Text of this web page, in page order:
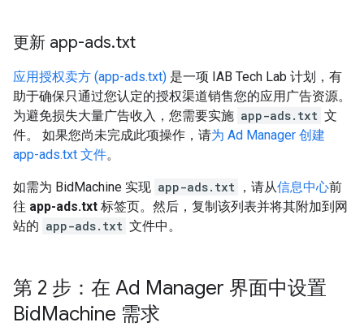
更新 app-ads.txt
应用授权卖方 (app-ads.txt) 是一项 IAB Tech Lab 计划，有
助于确保只通过您认定的授权渠道销售您的应用广告资源。
为避免损失大量广告收入，您需要实施 app-ads.txt 文
件。 如果您尚未完成此项操作，请为 Ad Manager 创建
app-ads.txt 文件。
如需为 BidMachine 实现 app-ads.txt ，请从信息中心前
往 app-ads.txt 标签页。然后，复制该列表并将其附加到网
站的 app-ads.txt 文件中。
第 2 步：在 Ad Manager 界面中设置
BidMachine 需求